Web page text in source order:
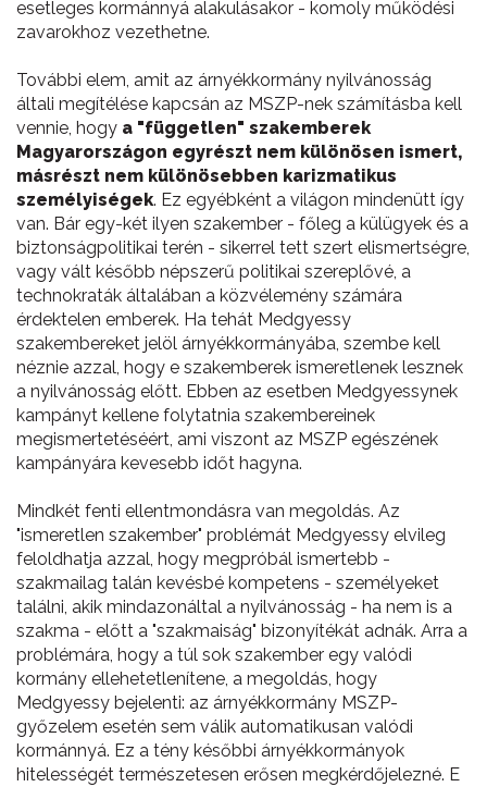
esetleges kormánnyá alakulásakor - komoly működési
zavarokhoz vezethetne.
További elem, amit az árnyékkormány nyilvánosság
általi megítélése kapcsán az MSZP-nek számításba kell
vennie, hogy a "független" szakemberek
Magyarországon egyrészt nem különösen ismert,
másrészt nem különösebben karizmatikus
személyiségek. Ez egyébként a világon mindenütt így
van. Bár egy-két ilyen szakember - főleg a külügyek és a
biztonságpolitikai terén - sikerrel tett szert elismertségre,
vagy vált később népszerű politikai szereplővé, a
technokraták általában a közvélemény számára
érdektelen emberek. Ha tehát Medgyessy
szakembereket jelöl árnyékkormányába, szembe kell
néznie azzal, hogy e szakemberek ismeretlenek lesznek
a nyilvánosság előtt. Ebben az esetben Medgyessynek
kampányt kellene folytatnia szakembereinek
megismertetéséért, ami viszont az MSZP egészének
kampányára kevesebb időt hagyna.
Mindkét fenti ellentmondásra van megoldás. Az
"ismeretlen szakember" problémát Medgyessy elvileg
feloldhatja azzal, hogy megpróbál ismertebb -
szakmailag talán kevésbé kompetens - személyeket
találni, akik mindazonáltal a nyilvánosság - ha nem is a
szakma - előtt a "szakmaiság" bizonyítékát adnák. Arra a
problémára, hogy a túl sok szakember egy valódi
kormány ellehetetlenítene, a megoldás, hogy
Medgyessy bejelenti: az árnyékkormány MSZP-
győzelem esetén sem válik automatikusan valódi
kormánnyá. Ez a tény későbbi árnyékkormányok
hitelességét természetesen erősen megkérdőjelezné. E